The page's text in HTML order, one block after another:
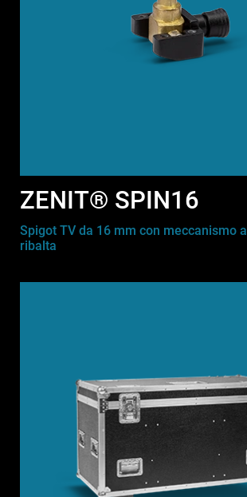
ZENIT® SPIN16
Spigot TV da 16 mm con meccanismo a
ribalta